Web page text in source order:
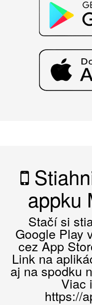
appku
Stačí si
Google Play
cez App
Link na
aj na spodku
Viac
https://